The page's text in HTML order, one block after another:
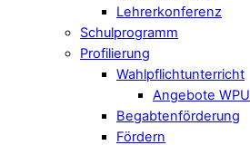
Lehrerkonferenz
Schulprogramm
Profilierung
Wahlpflichtunterricht
Angebote WPU
Begabtenförderung
Fördern